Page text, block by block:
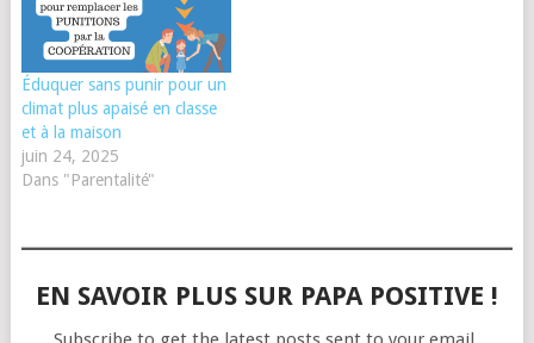
Éduquer sans punir pour un
climat plus apaisé en classe
et à la maison
juin 24, 2025
Dans "Parentalité"
EN SAVOIR PLUS SUR PAPA POSITIVE !